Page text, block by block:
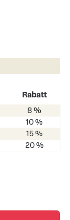
Rabatt
8 %
10 %
15 %
20 %